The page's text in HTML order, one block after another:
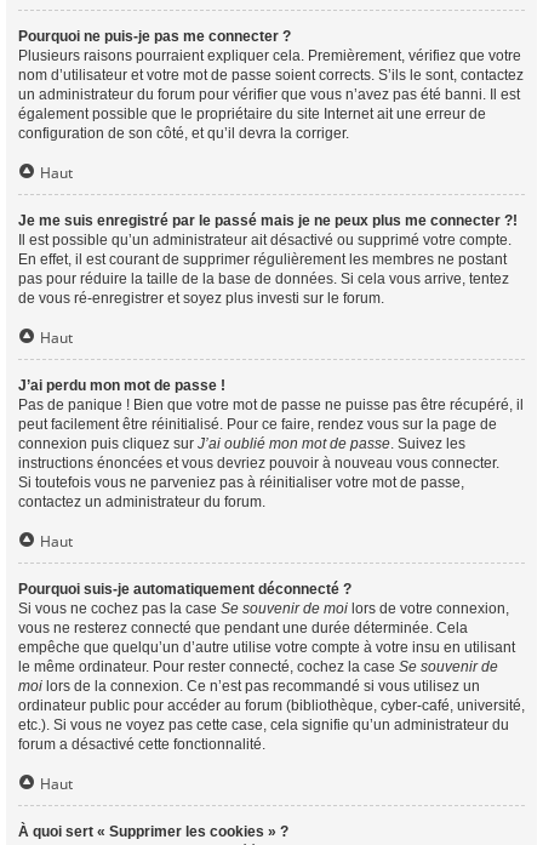
Pourquoi ne puis-je pas me connecter ?
Plusieurs raisons pourraient expliquer cela. Premièrement, vérifiez que votre
nom d’utilisateur et votre mot de passe soient corrects. S’ils le sont, contactez
un administrateur du forum pour vérifier que vous n’avez pas été banni. Il est
également possible que le propriétaire du site Internet ait une erreur de
configuration de son côté, et qu’il devra la corriger.
Haut
Je me suis enregistré par le passé mais je ne peux plus me connecter ?!
Il est possible qu’un administrateur ait désactivé ou supprimé votre compte.
En effet, il est courant de supprimer régulièrement les membres ne postant
pas pour réduire la taille de la base de données. Si cela vous arrive, tentez
de vous ré-enregistrer et soyez plus investi sur le forum.
Haut
J’ai perdu mon mot de passe !
Pas de panique ! Bien que votre mot de passe ne puisse pas être récupéré, il
peut facilement être réinitialisé. Pour ce faire, rendez vous sur la page de
connexion puis cliquez sur J’ai oublié mon mot de passe. Suivez les
instructions énoncées et vous devriez pouvoir à nouveau vous connecter.
Si toutefois vous ne parveniez pas à réinitialiser votre mot de passe,
contactez un administrateur du forum.
Haut
Pourquoi suis-je automatiquement déconnecté ?
Si vous ne cochez pas la case Se souvenir de moi lors de votre connexion,
vous ne resterez connecté que pendant une durée déterminée. Cela
empêche que quelqu’un d’autre utilise votre compte à votre insu en utilisant
le même ordinateur. Pour rester connecté, cochez la case Se souvenir de
moi lors de la connexion. Ce n’est pas recommandé si vous utilisez un
ordinateur public pour accéder au forum (bibliothèque, cyber-café, université,
etc.). Si vous ne voyez pas cette case, cela signifie qu’un administrateur du
forum a désactivé cette fonctionnalité.
Haut
À quoi sert « Supprimer les cookies » ?